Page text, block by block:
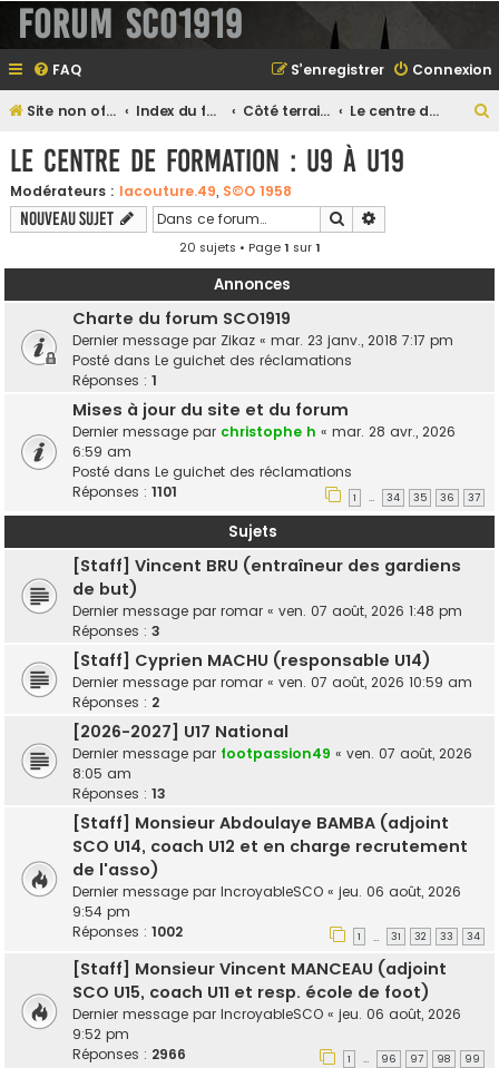
Forum SCO1919
FAQ Connexion
S’enregistrer
Site non officiel sur le SCO d'Angers Index du forum Côté terrain... Le centre de formation : U9 à U19
Le centre de formation : U9 à U19
Modérateurs : lacouture.49, S©O 1958
Nouveau sujet Rechercher
20 sujets • Page1 sur1
Annonces
Charte du forum SCO1919
Dernier message par Zikaz « mar. 23 janv., 2018 7:17 pm
Posté dans Le guichet des réclamations
Réponses : 1
Mises à jour du site et du forum
Dernier message par christophe h « mar. 28 avr., 2026
6:59 am
Posté dans Le guichet des réclamations
Réponses : 1101 1 … 34 35 36 37
Sujets
[Staff] Vincent BRU (entraîneur des gardiens
de but)
Dernier message par romar « ven. 07 août, 2026 1:48 pm
Réponses : 3
[Staff] Cyprien MACHU (responsable U14)
Dernier message par romar « ven. 07 août, 2026 10:59 am
Réponses : 2
[2026-2027] U17 National
Dernier message par footpassion49 « ven. 07 août, 2026
8:05 am
Réponses : 13
[Staff] Monsieur Abdoulaye BAMBA (adjoint
SCO U14, coach U12 et en charge recrutement
de l'asso)
Dernier message par IncroyableSCO « jeu. 06 août, 2026
9:54 pm
Réponses : 1002 1 … 31 32 33 34
[Staff] Monsieur Vincent MANCEAU (adjoint
SCO U15, coach U11 et resp. école de foot)
Dernier message par IncroyableSCO « jeu. 06 août, 2026
9:52 pm
Réponses : 2966 1 … 96 97 98 99